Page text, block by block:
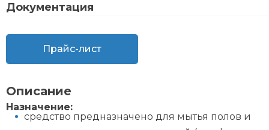
Документация
Прайс-лист
Описание
Назначение:
средство предназначено для мытья полов и